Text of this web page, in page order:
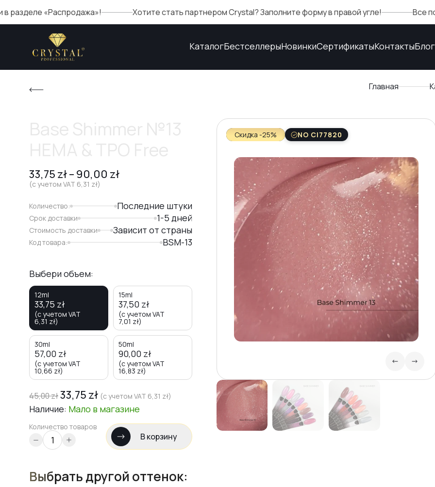
Хотите стать партнером Crystal? Заполните форму в правой угле! Все
КаталогБестселлерыНовинкиСертификатыКонтактыБлог
Главная
33,75 zł– 90,00 zł
(с учетом VAT 6,31 zł)
Количество: Последние штуки
Срок доставки 1-5 дней
Стоимость доставки Зависит от страны
Код товара: BSM-13
Выбери объем:
12ml
33,75 zł
(с учетом VAT
6,31 zł)
15ml
37,50 zł
(с учетом VAT
7,01 zł)
30ml
57,00 zł
(с учетом VAT
10,66 zł)
50ml
90,00 zł
(с учетом VAT
16,83 zł)
45,00zł33,75 zł (с учетом VAT 6,31 zł)
Наличие: Мало в магазине
Количество товаров
В корзину
Выбрать другой оттенок:
Скидка -25% NO CI77820